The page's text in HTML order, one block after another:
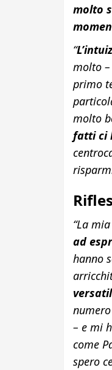
molto
“
molto –
primo
molto
fatti ci
“La
ad
hanno
– e mi
come
spero